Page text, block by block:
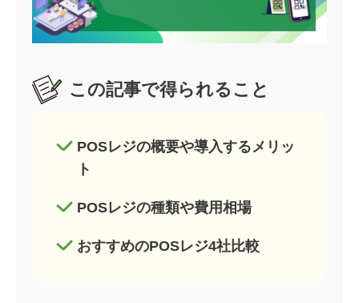
この記事で得られること
POSレジの概要や導入するメリッ
ト
POSレジの種類や費用相場
おすすめのPOSレジ4社比較